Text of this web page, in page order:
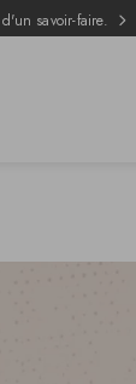
savoir-faire.